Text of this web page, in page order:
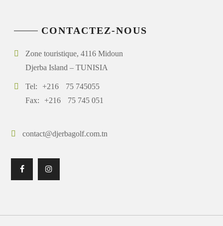
CONTACTEZ-NOUS
Zone touristique, 4116 Midoun
Djerba Island – TUNISIA
Tel: +216
75 745055
Fax:
+216 75 745 051
contact@djerbagolf.com.tn